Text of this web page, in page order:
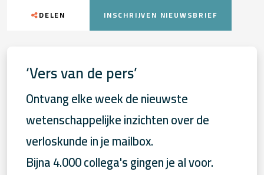
DELEN INSCHRIJVEN NIEUWSBRIEF
‘Vers van de pers’
Ontvang elke week de nieuwste
wetenschappelijke inzichten over de
verloskunde in je mailbox.
Bijna 4.000 collega's gingen je al voor.